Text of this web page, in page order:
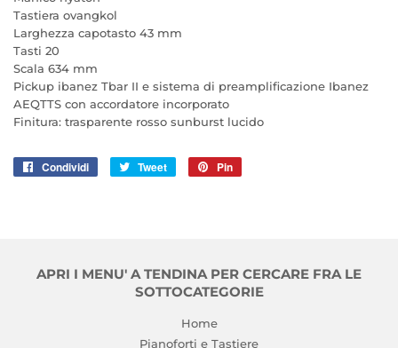
Tastiera ovangkol
Larghezza capotasto 43 mm
Tasti 20
Scala 634 mm
Pickup ibanez Tbar II e sistema di preamplificazione Ibanez
AEQTTS con accordatore incorporato
Finitura: trasparente rosso sunburst lucido
Condividi
CondividiTweet
Twitta
Pin
APRI I MENU' A TENDINA PER CERCARE FRA LE
SOTTOCATEGORIE
Home
Pianoforti e Tastiere